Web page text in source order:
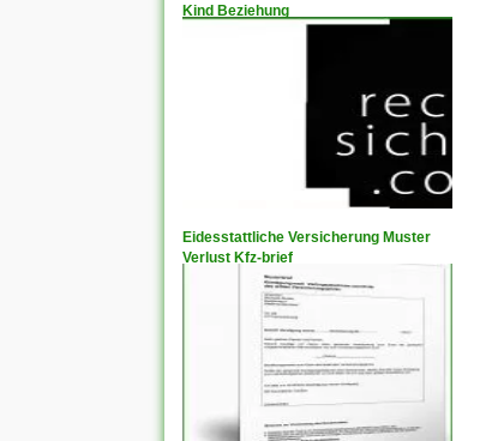
Kind Beziehung
Eidesstattliche Versicherung Muster
Verlust Kfz-brief